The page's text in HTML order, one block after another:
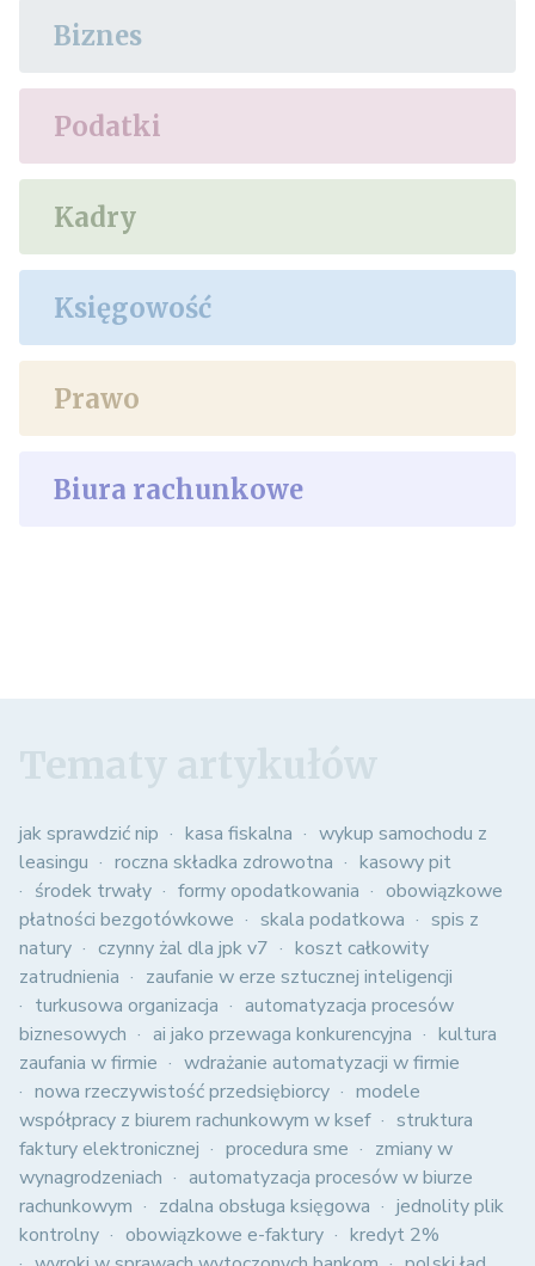
Biznes
Podatki
Kadry
Księgowość
Prawo
Biura rachunkowe
jak sprawdzić nip kasa fiskalna
wykup samochodu z
leasingu
roczna składka zdrowotna
kasowy pit
środek trwały
formy opodatkowania
obowiązkowe
płatności bezgotówkowe
skala podatkowa
spis z
natury
czynny żal dla jpk v7
koszt całkowity
zatrudnienia
zaufanie w erze sztucznej inteligencji
turkusowa organizacja
automatyzacja procesów
biznesowych
ai jako przewaga konkurencyjna
kultura
zaufania w firmie
wdrażanie automatyzacji w firmie
nowa rzeczywistość przedsiębiorcy
modele
współpracy z biurem rachunkowym w ksef
struktura
faktury elektronicznej
procedura sme
zmiany w
wynagrodzeniach
automatyzacja procesów w biurze
rachunkowym
zdalna obsługa księgowa
jednolity plik
kontrolny
obowiązkowe e-faktury
kredyt 2%